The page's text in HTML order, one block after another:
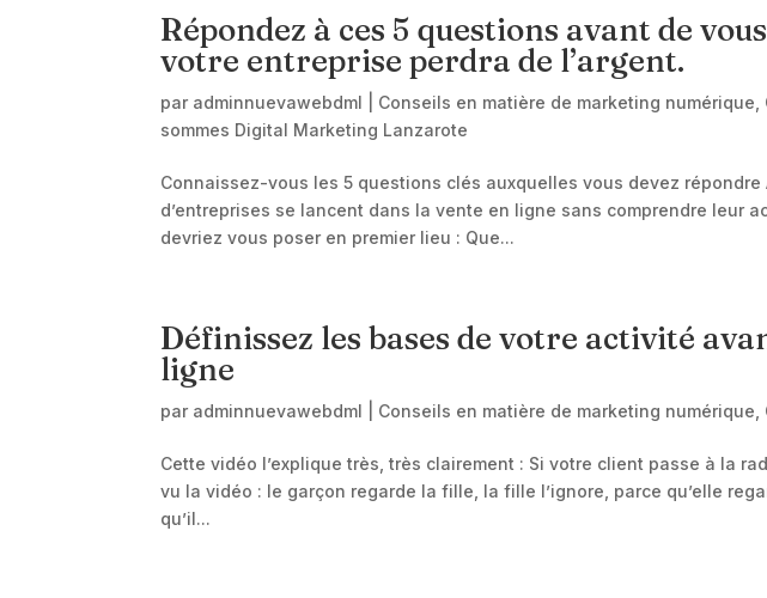
Répondez à ces 5 questions avant de
votre entreprise perdra de l’argent.
par adminnuevawebdml Conseils en matière de marketing numérique
sommes Digital Marketing Lanzarote
Connaissez-vous les 5 questions clés auxquelles vous devez répondre
d’entreprises se lancent dans la vente en ligne sans comprendre leur
devriez vous poser en premier lieu : Que...
Définissez les bases de votre activité
ligne
par adminnuevawebdml Conseils en matière de marketing numérique
Cette vidéo l’explique très, très clairement : Si votre client passe à la
vu la vidéo : le garçon regarde la fille, la fille l’ignore, parce qu’elle
qu’il...